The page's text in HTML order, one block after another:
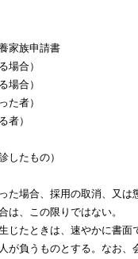
家族申請書
合）
合）
者）
者）
たもの）
場合、採用の取消、又は
は、この限りではない。
たときは、速やかに書面
が負うものとする。なお